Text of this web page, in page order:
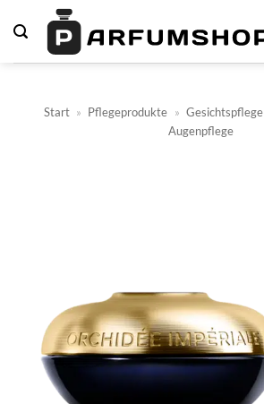
Inhalt
springen
Start » Pflegeprodukte » Gesichtspflege
Augenpflege